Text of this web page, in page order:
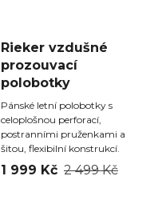
Rieker vzdušné
prozouvací
polobotky
Pánské letní polobotky s
celoplošnou perforací,
postranními pruženkami a
šitou, flexibilní konstrukcí.
1 999 Kč 2 499 Kč